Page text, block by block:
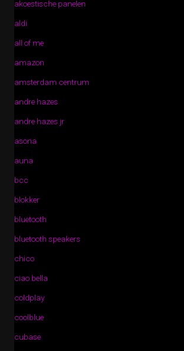
akoestische panelen
aldi
all of me
amazon
amsterdam centrum
andre hazes
andre hazes jr
asona
auna
bcc
blokker
bluetooth
bluetooth speakers
chico
ciao bella
coldplay
coolblue
cubase